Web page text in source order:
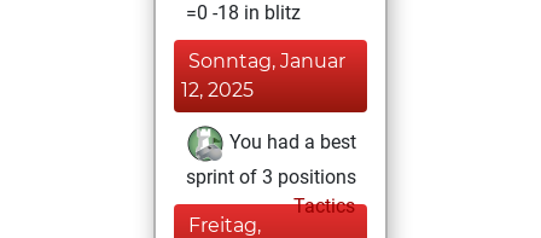
=0 -18 in blitz
Sonntag, Januar
12, 2025
You had a best
sprint of 3 positions
Tactics
Freitag,